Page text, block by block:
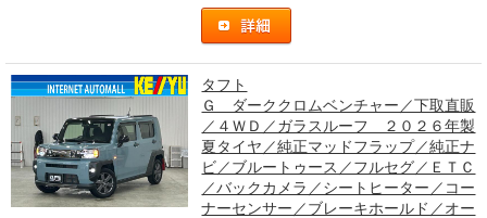
タフト
Ｇ ダーククロムベンチャー／下取直販
／４ＷＤ／ガラスルーフ ２０２６年製
夏タイヤ／純正マッドフラップ／純正ナ
ビ／ブルートゥース／フルセグ／ＥＴＣ
／バックカメラ／シートヒーター／コー
ナーセンサー／ブレーキホールド／オー